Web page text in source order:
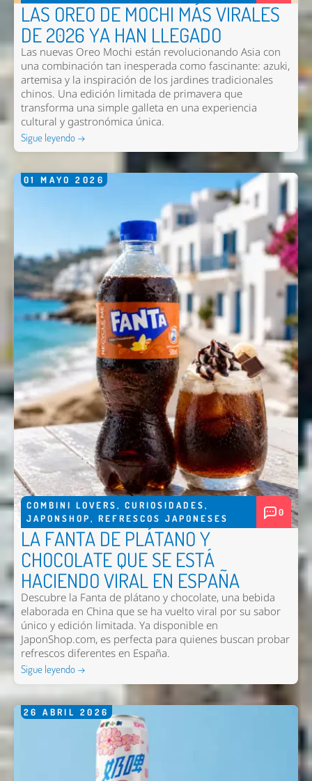
LAS OREO DE MOCHI MÁS VIRALES
DE 2026 YA HAN LLEGADO
Las nuevas Oreo Mochi están revolucionando Asia con
una combinación tan inesperada como fascinante: azuki,
artemisa y la inspiración de los jardines tradicionales
chinos. Una edición limitada de primavera que
transforma una simple galleta en una experiencia
cultural y gastronómica única.
Sigue leyendo →
01 MAYO 2026
COMBINI LOVERS, CURIOSIDADES,
JAPONSHOP, REFRESCOS JAPONESES
0
LA FANTA DE PLÁTANO Y
CHOCOLATE QUE SE ESTÁ
HACIENDO VIRAL EN ESPAÑA
Descubre la Fanta de plátano y chocolate, una bebida
elaborada en China que se ha vuelto viral por su sabor
único y edición limitada. Ya disponible en
JaponShop.com, es perfecta para quienes buscan probar
refrescos diferentes en España.
Sigue leyendo →
26 ABRIL 2026
Nombre *
Email *
Comentario *